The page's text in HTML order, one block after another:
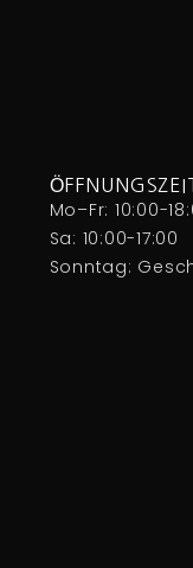
Mo–Fr: 10:00-
Sa: 10:00-17:00
Sonntag: